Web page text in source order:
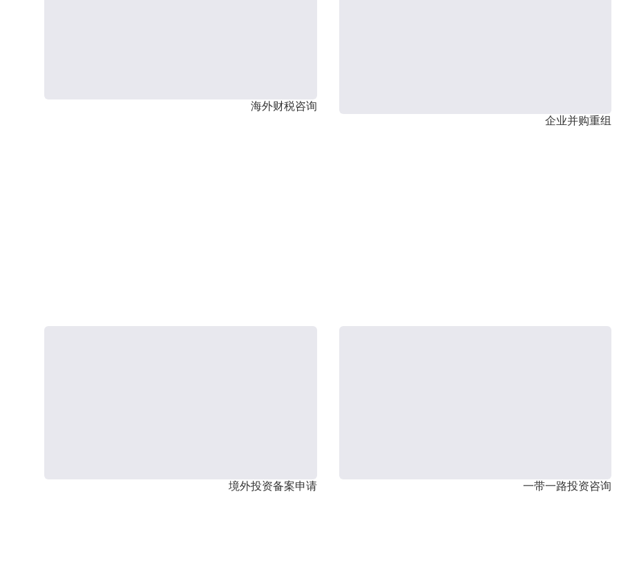
海外财税咨询
企业并购重组
境外投资备案申请 一带一路投资咨询